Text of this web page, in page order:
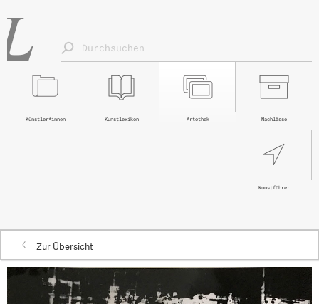
Nachlässe
Artothek
Kunstlexikon
Künstler*innen
Kunstführer
Zur Übersicht